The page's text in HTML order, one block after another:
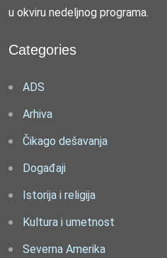
u okviru nedeljnog programa.
Categories
ADS
Arhiva
Čikago dešavanja
Događaji
Istorija i religija
Kultura i umetnost
Severna Amerika